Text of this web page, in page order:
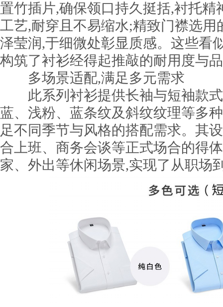
置竹插片,确保领口持久挺括,衬托精
工艺,耐穿且不易缩水;精致门襟选用
泽莹润,于细微处彰显质感。这些看
构筑了衬衫经得起推敲的耐用度与
多场景适配,满足多元需求
此系列衬衫提供长袖与短袖款式
蓝、浅粉、蓝条纹及斜纹纹理等多
足不同季节与风格的搭配需求。其
合上班、商务会谈等正式场合的得
家、外出等休闲场景,实现了从职场